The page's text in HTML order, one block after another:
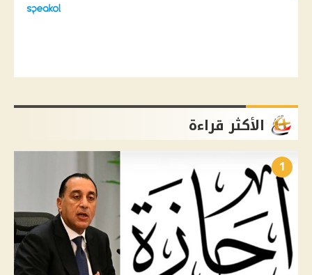
الأكثر قراءة
1